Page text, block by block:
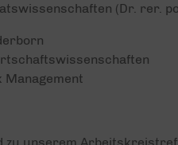
(Dr. rer.
Management